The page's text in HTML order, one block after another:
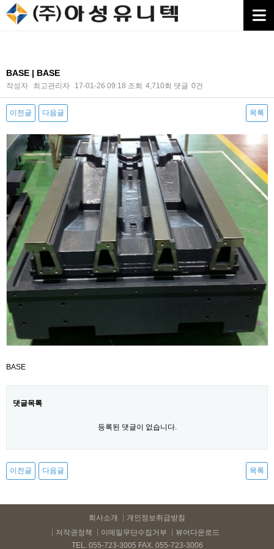
BASE | BASE
작성자 최고관리자 17-01-26 09:18 조회 4,710회 댓글 0건
이전글 다음글 목록
본문
BASE
댓글목록
등록된 댓글이 없습니다.
이전글 다음글 목록
회사소개
개인정보취급방침
저작권정책
이메일무단수집거부
뷰어다운로드
TEL. 055-723-3005 FAX. 055-723-3006